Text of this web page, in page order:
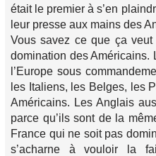
était le premier à s’en
leur presse aux mains des
Vous savez ce que ça
domination des Américains.
l’Europe sous
les Italiens, les Belges, les
Américains. Les Anglais
parce qu’ils sont de la
France qui ne soit pas
s’acharne à vouloir la